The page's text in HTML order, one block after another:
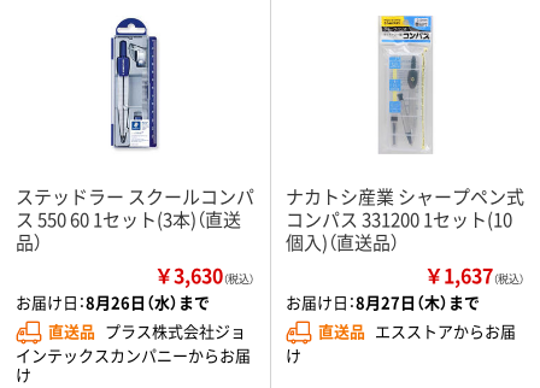
ステッドラー スクールコンパ
ス 550 60 1セット(3本)（直送
品）
￥3,630（税込）
お届け日：8月26日（水）まで
直送品 プラス株式会社ジョ
インテックスカンパニーからお届
け
ナカトシ産業 シャープペン式
コンパス 331200 1セット(10
個入)（直送品）
￥1,637（税込）
お届け日：8月27日（木）まで
直送品 エスストアからお届
け